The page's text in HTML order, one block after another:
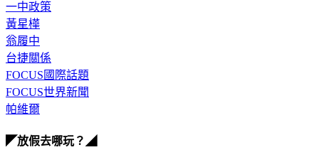
一中政策
黃星樺
翁履中
台捷關係
FOCUS國際話題
FOCUS世界新聞
帕維爾
◤放假去哪玩？◢